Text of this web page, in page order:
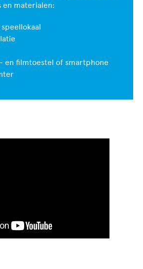
en materialen:
en filmtoestel of smartphone